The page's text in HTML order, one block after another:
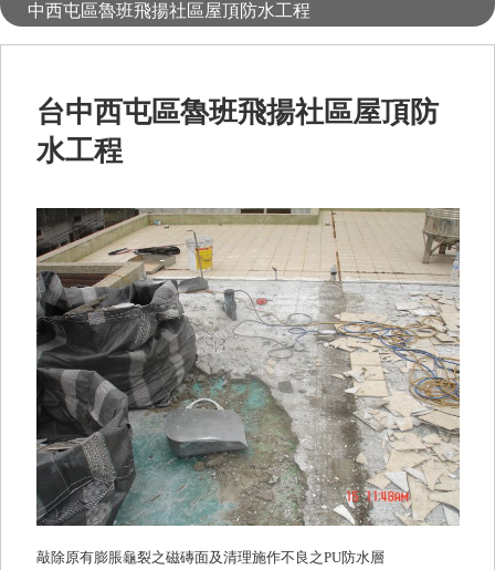
中西屯區魯班飛揚社區屋頂防水工程
台中西屯區魯班飛揚社區屋頂防
水工程
敲除原有膨脹龜裂之磁磚面及清理施作不良之PU防水層